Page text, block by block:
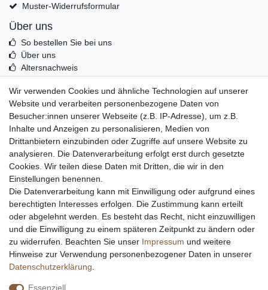
Muster-Widerrufsformular
Über uns
So bestellen Sie bei uns
Über uns
Altersnachweis
Echtheit von Kundenbewertungen
Messer Info Forum
Messer schärfen
Messerhersteller
Stahltabelle
Stahlarten
Rockwell Härte
Messerarten
Klingenformen
Holzarten
Impressum Daten­schutz­erklärung AGB
Wir verwenden Cookies und ähnliche Technologien auf unserer
Website und verarbeiten personenbezogene Daten von
Besucher:innen unserer Webseite (z.B. IP-Adresse), um z.B.
Inhalte und Anzeigen zu personalisieren, Medien von
Drittanbietern einzubinden oder Zugriffe auf unsere Website zu
analysieren. Die Datenverarbeitung erfolgt erst durch gesetzte
Cookies. Wir teilen diese Daten mit Dritten, die wir in den
Einstellungen benennen.
Die Datenverarbeitung kann mit Einwilligung oder aufgrund eines
berechtigten Interesses erfolgen. Die Zustimmung kann erteilt
oder abgelehnt werden. Es besteht das Recht, nicht einzuwilligen
und die Einwilligung zu einem späteren Zeitpunkt zu ändern oder
zu widerrufen. Beachten Sie unser Impressum und weitere
Hinweise zur Verwendung personenbezogener Daten in unserer
Daten­schutz­erklärung
Essenziell